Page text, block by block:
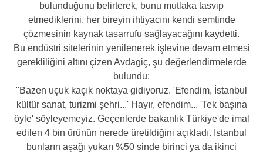
bulunduğunu belirterek, bunu mutlaka tasvip
etmediklerini, her bireyin ihtiyacını kendi semtinde
çözmesinin kaynak tasarrufu sağlayacağını kaydetti.
Bu endüstri sitelerinin yenilenerek işlevine devam etmesi
gerekliliğini altını çizen Avdagiç, şu değerlendirmelerde
bulundu:
"Bazen uçuk kaçık noktaya gidiyoruz. 'Efendim, İstanbul
kültür sanat, turizmi şehri...' Hayır, efendim... 'Tek başına
öyle' söyleyemeyiz. Geçenlerde bakanlık Türkiye'de imal
edilen 4 bin ürünün nerede üretildiğini açıkladı. İstanbul
bunların aşağı yukarı %50 sinde birinci ya da ikinci